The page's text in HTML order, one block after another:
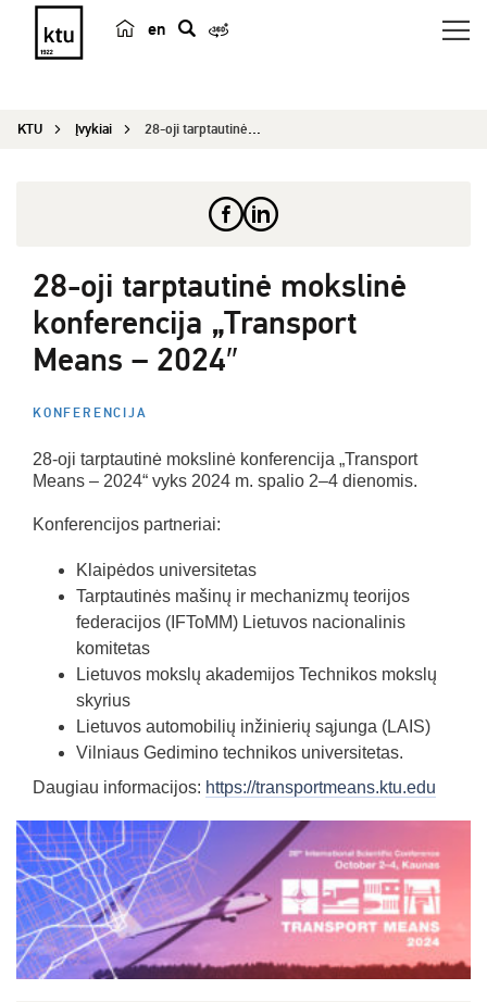
en
e
KTU Įvykiai 28-oji tarptautinė mokslinė konferencija „Transp...
28-oji tarptautinė mokslinė
konferencija „Transport
Means – 2024″
KONFERENCIJA
28-oji tarptautinė mokslinė konferencija „Transport
Means – 2024“ vyks 2024 m. spalio 2–4 dienomis.
Konferencijos partneriai:
Klaipėdos universitetas
Tarptautinės mašinų ir mechanizmų teorijos
federacijos (IFToMM) Lietuvos nacionalinis
komitetas
Lietuvos mokslų akademijos Technikos mokslų
skyrius
Lietuvos automobilių inžinierių sąjunga (LAIS)
Vilniaus Gedimino technikos universitetas.
Daugiau informacijos: https://transportmeans.ktu.edu